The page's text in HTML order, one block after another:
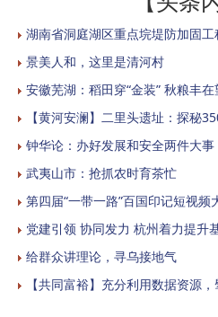
湖南省洞庭湖区重点垸堤防加固
景美人和，这里是清河村
安徽芜湖：稻田穿“金装” 秋粮丰在
【黄河安澜】二里头遗址：探秘
钟华论：办好发展和安全两件大事
武夷山市：抢抓农时育茶忙
第四届“一带一路”百国印记短视频
党建引领 协同发力 杭州着力提升
给群众讲理论，寻乌接地气
【共同富裕】充分利用数据资源